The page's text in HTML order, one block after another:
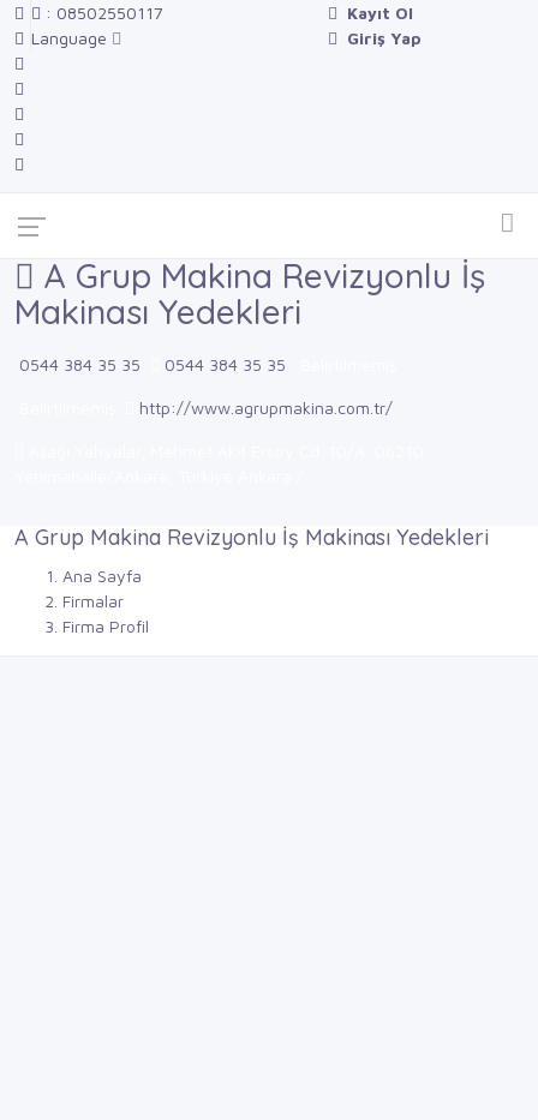
: 08502550117
Language
Kayıt Ol
Giriş Yap
A Grup Makina Revizyonlu İş
Makinası Yedekleri
0544 384 35 35 0544 384 35 35
http://www.agrupmakina.com.tr/
A Grup Makina Revizyonlu İş Makinası Yedekleri
Ana Sayfa
Firmalar
Firma Profil